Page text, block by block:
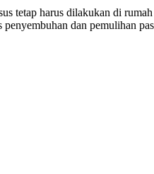
tetap harus dilakukan di
dan pemulihan